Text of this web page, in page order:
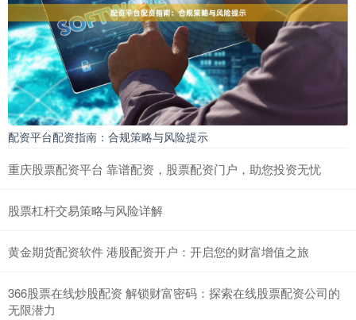
配资平台配资指南：合规策略与风险提示
重庆股票配资平台 靠谱配资，股票配资门户，助您投资无忧
股票杠杆交易策略与风险详解
黄金期货配资软件 港股配资开户：开启您的财富增值之旅
366股票在线炒股配资 解锁财富密码：探索在线股票配资公司的
无限潜力